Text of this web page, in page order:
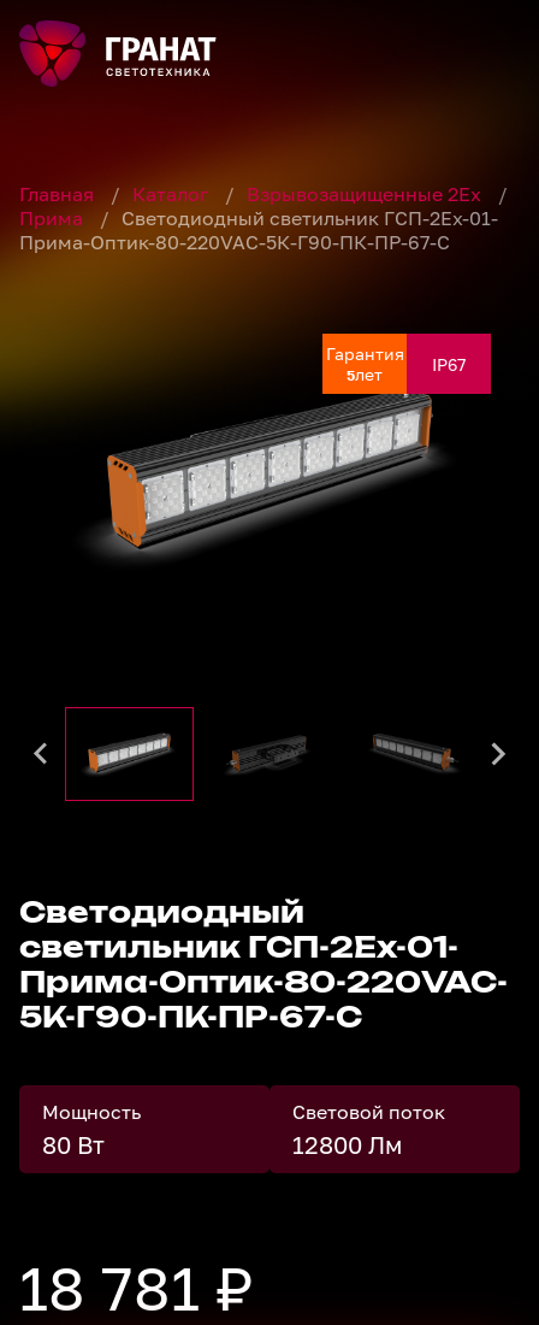
Главная / Каталог / Взрывозащищенные 2Ex
/
Прима
/ Светодиодный светильник ГСП-2Ех-01-
Прима-Оптик-80-220VAC-5К-Г90-ПК-ПР-67-С
Гарантия
5лет IP67
Гарантия
5лет IP67
Гарантия
5лет IP67
Гарантия
5лет IP67
Гарантия
5лет IP67
Светодиодный
светильник ГСП-2Ех-01-
Прима-Оптик-80-220VAC-
5К-Г90-ПК-ПР-67-С
Мощность
80 Вт
Световой поток
12800 Лм
18 781 ₽